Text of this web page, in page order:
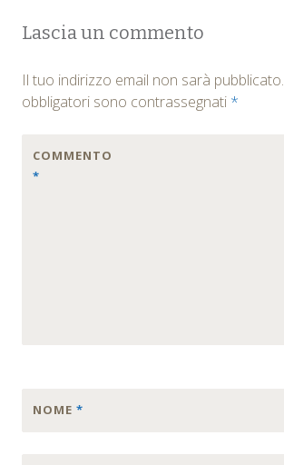
Lascia un commento
Il tuo indirizzo email non sarà pubblicato.
obbligatori sono contrassegnati *
COMMENTO
*
NOME *